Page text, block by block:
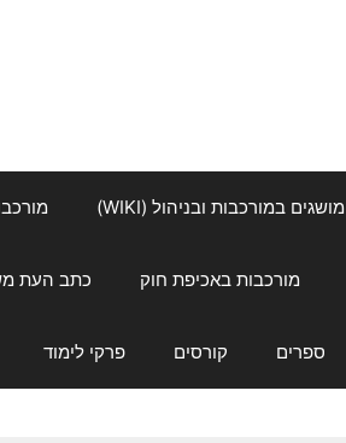
מושגים במורכבות ובניהול (WIKI)
מורכבות באכיפת חוק כתב העת
ספרים קורסים פרקי לימוד